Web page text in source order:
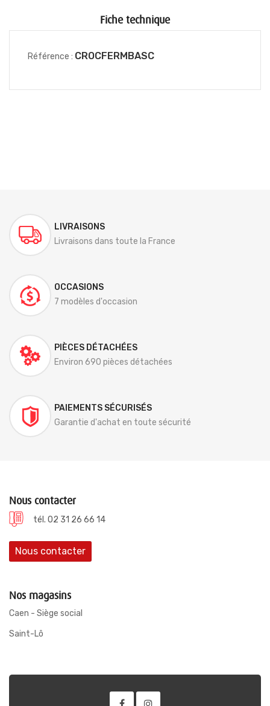
Fiche technique
Référence : CROCFERMBASC
LIVRAISONS
Livraisons dans toute la France
OCCASIONS
7 modèles d'occasion
PIÈCES DÉTACHÉES
Environ 690 pièces détachées
PAIEMENTS SÉCURISÉS
Garantie d'achat en toute sécurité
Nous contacter
tél. 02 31 26 66 14
Nous contacter
Nos magasins
Caen - Siège social
Saint-Lô